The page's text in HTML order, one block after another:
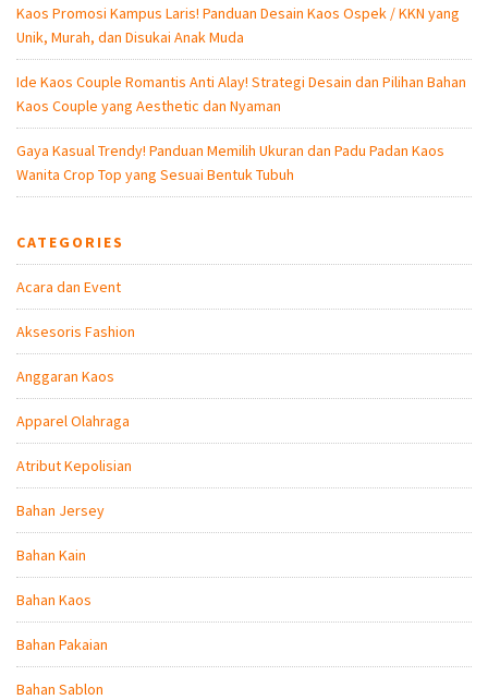
Kaos Promosi Kampus Laris! Panduan Desain Kaos Ospek / KKN yang
Unik, Murah, dan Disukai Anak Muda
Ide Kaos Couple Romantis Anti Alay! Strategi Desain dan Pilihan Bahan
Kaos Couple yang Aesthetic dan Nyaman
Gaya Kasual Trendy! Panduan Memilih Ukuran dan Padu Padan Kaos
Wanita Crop Top yang Sesuai Bentuk Tubuh
CATEGORIES
Acara dan Event
Aksesoris Fashion
Anggaran Kaos
Apparel Olahraga
Atribut Kepolisian
Bahan Jersey
Bahan Kain
Bahan Kaos
Bahan Pakaian
Bahan Sablon